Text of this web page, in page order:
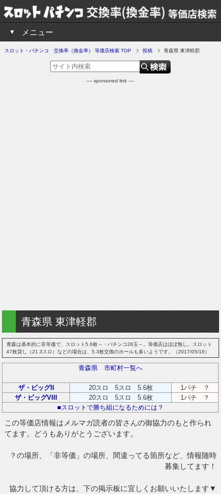
メニュー
スロット・パチンコ 交換率（換金率） 等価店検索 TOP 投稿 青森県 東津軽郡
---- sponsored link ----
青森県 東津軽郡
青森は基本的に非等価で、スロット5.6枚～・パチンコ28玉～。等価店はほぼ無し。スロット
47枚貸し（21.3スロ）などの場合は、5.3枚交換のホールも多いようです。（2017/05/18）
青森県 市町村一覧へ
ザ・ビッグII 20スロ 5スロ 5.6枚
1パチ ？
ザ・ビッグVIII
20スロ 5スロ 5.6枚
1パチ ？
■スロットで勝ち組になるためには？
この等価店情報はメルマガ読者の皆さんの御協力のもと作られ
てます。どうもありがとうございます。
？の場所、「非等価」の場所、間違ってる箇所など、情報随時
募集してます！
協力して頂ける方は、下の掲示板に宜しくお願いいたします▼